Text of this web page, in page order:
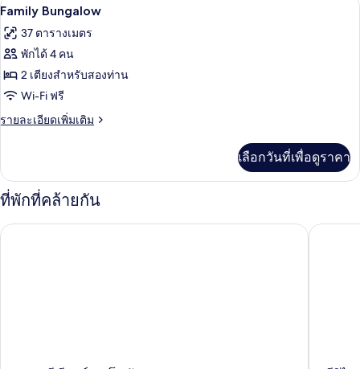
Family
with
Balcony
เปิด
ภาพถ่าย
ทั้งหมด
ของ
Family
Bungalow
18
Family Bungalow
37 ตารางเมตร
พักได้ 4 คน
2 เตียงสำหรับสองท่าน
Wi-Fi ฟรี
รายละเอียดเพิ่มเติม
ราย
เกี่ยว
กับ
Family
Bungalow
เลือกวันที่เพื่อดูราคา
ที่พักที่คล้ายกัน
ธาราบุรี รีสอร์ท สุโขทัย ศรีวิไล